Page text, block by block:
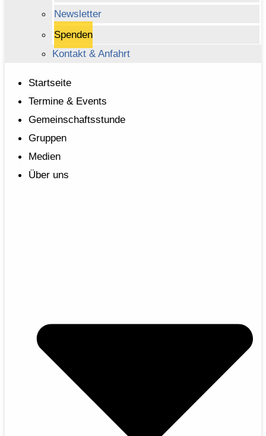
Newsletter
Spenden
Kontakt & Anfahrt
Startseite
Termine & Events
Gemeinschaftsstunde
Gruppen
Medien
Über uns